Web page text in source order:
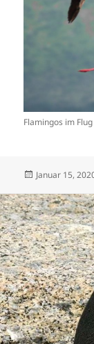
Flamingos im
Veröffentlicht
Januar 15,